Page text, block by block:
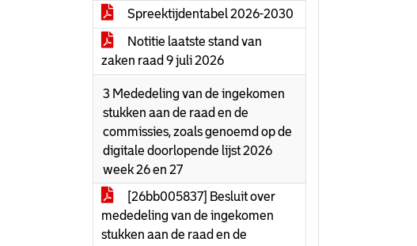
Spreektijdentabel 2026-2030
Notitie laatste stand van
zaken raad 9 juli 2026
3 Mededeling van de ingekomen
stukken aan de raad en de
commissies, zoals genoemd op de
digitale doorlopende lijst 2026
week 26 en 27
[26bb005837] Besluit over
mededeling van de ingekomen
stukken aan de raad en de